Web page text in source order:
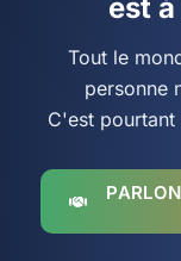
est
Tout le
personne
C'est pourtant